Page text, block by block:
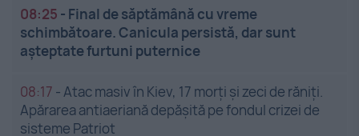
08:25 - Final de săptămână cu vreme
schimbătoare. Canicula persistă, dar sunt
așteptate furtuni puternice
08:17 -Atac masiv în Kiev, 17 morți și zeci de răniți.
Apărarea antiaeriană depășită pe fondul crizei de
sisteme Patriot